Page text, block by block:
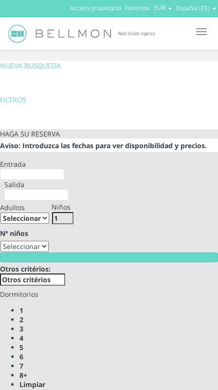
Español (ES)
EUR
Favoritos
Acceso propietario
NUEVA BUSQUEDA
FILTROS
HAGA SU RESERVA
Aviso: Introduzca las fechas para ver disponibilidad y precios.
Entrada
Salida
Adultos Niños
Nº niños
Otros critérios:
Dormitorios
1
2
3
4
5
6
7
8+
Limpiar